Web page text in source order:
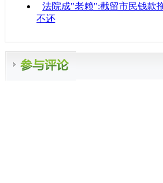
法院成"老赖":截留市民钱款
不还